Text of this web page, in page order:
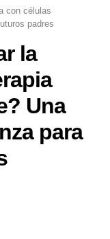
con células
padres
la
Una
para